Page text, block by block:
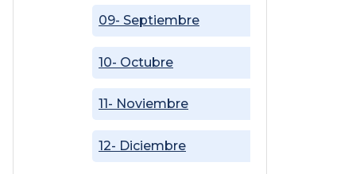
09- Septiembre
10- Octubre
11- Noviembre
12- Diciembre